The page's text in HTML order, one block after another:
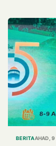
BERITAAHAD,